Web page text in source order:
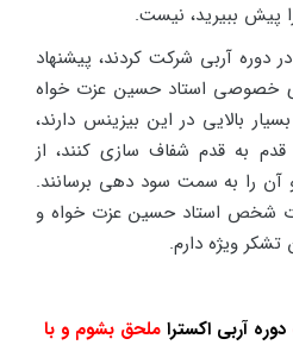
پیش ببیرید، نیست.
دوره آربی شرکت کردند، پیشنهاد
خصوصی استاد حسین عزت خواه
بالایی در این بیزینس دارند،
قدم به قدم شفاف سازی کنند، از
و آن را به سمت سود دهی برسانند.
شخص استاد حسین عزت خواه و
ویژه دارم.
دوره آربی اکسترا ملحق بشوم و با